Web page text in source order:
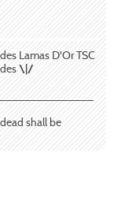
Lamas D'Or TSC
\|/
shall be